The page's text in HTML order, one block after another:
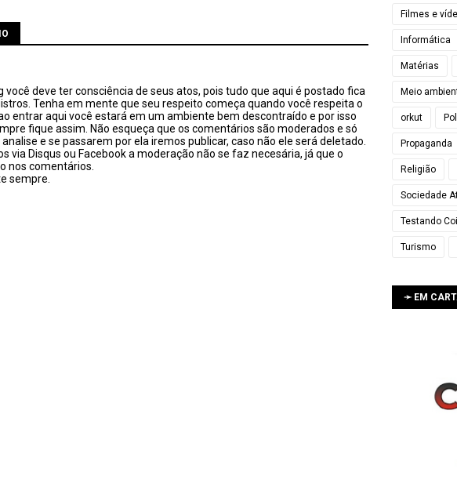
você deve ter consciência de seus atos, pois tudo que aqui é postado fica
Tenha em mente que seu respeito começa quando você respeita o
entrar aqui você estará em um ambiente bem descontraído e por isso
fique assim. Não esqueça que os comentários são moderados e só
e se passarem por ela iremos publicar, caso não ele será deletado.
via Disqus ou Facebook a moderação não se faz necesária, já que o
nos comentários.
sempre.
Filmes e
Informática
Matérias
Meio
orkut
Propaganda
Religião
Sociedade
Testando
Turismo
➛ EM